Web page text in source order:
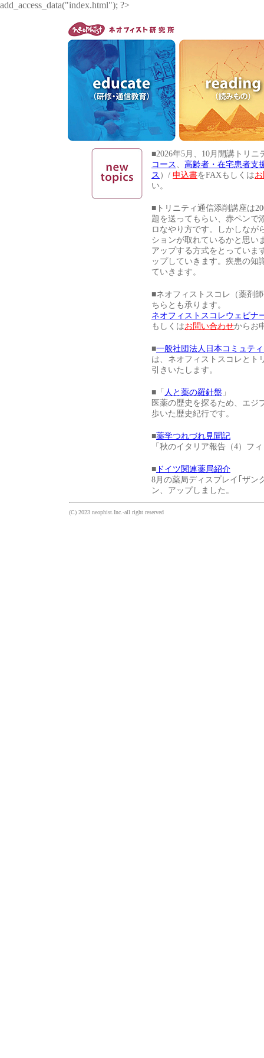
add_access_data("index.html"); ?>
■2026年5月、10月開講トリニ
コース 、 高齢者・在宅患者支
ス ）/ 申込書をFAXもしくは
い。
■トリニティ通信添削講座は
題を送ってもらい、赤ペンで
ロなやり方です。しかしなが
ションが取れているかと思い
アップする方式をとっていま
ップしていきます。疾患の知
ていきます。
■ネオフィストスコレ（薬剤
ちらとも承ります。
ネオフィストスコレウェビナ
もしくはお問い合わせからお
■一般社団法人日本コミュテ
は、ネオフィストスコレとト
引きいたします。
■「 人と薬の羅針盤 」
医薬の歴史を探るため、エジ
歩いた歴史紀行です。
■薬学つれづれ見聞記
「秋のイタリア報告（4）フ
■ ドイツ関連薬局紹介
8月の薬局ディスプレイ｢ザン
ン、アップしました。
(C) 2023 neophist.Inc.-all right reserved